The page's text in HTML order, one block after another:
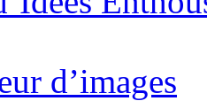
d’images